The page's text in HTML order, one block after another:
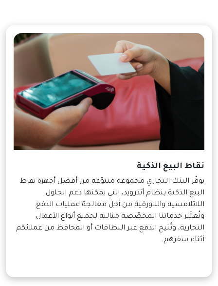
نقاط البيع الذكية
يوفّر البنك التجاري مجموعة متنوّعة من أفضل أجهزة نقاط
البيع الذكية بنظام أندرويد، التي يمكنها دعم الحلول
اللاتلامسية واللاورقية من أجل معالجة عمليات الدفع.
وتُعتَبر خدماتنا المخصّصة مثالية لجميع أنواع الأعمال
التجارية، وتُتيح الدفع عبر البطاقات أو المحافظ من عملائكم
أثناء سفرهم.